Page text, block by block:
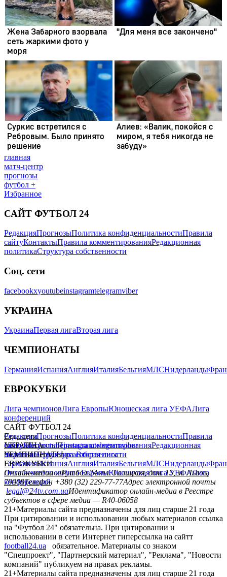
главная
матч-центр
прогнозы
футбол +
Избранное
САЙТ ФУТБОЛ 24
РедакцияПрогнозыПолитика конфиденциальностиПравила
сайтуКонтактыПравила комментированияРедакционная
политикаСтруктура собственности
Соц. сети
facebookxyoutubeinstagramtelegramviber
УКРАИНА
УкраинаПервая лигаВторая лига
ЧЕМПИОНАТЫ
ГерманияИспанияАнглияИталияБельгияМЛСНидерланды
ЕВРОКУБКИ
Лига чемпионовЛига ЕвропыЮношеская лига УЕФАЛига
конференций
САЙТ ФУТБОЛ 24
РедакцияПрогнозыПолитика конфиденциальностиПравила
сайтуКонтактыПравила комментированияРедакционная
политикаСтруктура собственности
Соц. сети
facebookxyoutubeinstagramtelegramviber
УКРАИНА
УкраинаПервая лигаВторая лига
ЧЕМПИОНАТЫ
ГерманияИспанияАнглияИталияБельгияМЛСНидерланды
ЕВРОКУБКИ
Лига чемпионовЛига ЕвропыЮношеская лига УЕФАЛига
конференций
Онлайн-медиа «Футбол 24»пл. Галицкая, дом. 15, м. Львов,
79008Телефон +380 (32) 229-77-77Адрес электронной почты
legal@24tv.com.uaИдентификатор онлайн-медиа в Реестре
субъектов в сфере медиа — R40-06058
21+Материалы сайта предназначены для лиц старше 21 года
При цитировании и использовании любых материалов ссылка
на "Футбол 24" обязательна. При цитировании и
использовании в сети Интернет гиперссылка на сайтт
football24.ua
обязательное. Материалы со знаком
"Спецпроект", "Партнерский материал", "Реклама", "Новости
компаний" публикуем на правах рекламы.
21+Материалы сайта предназначены для лиц старше 21 года